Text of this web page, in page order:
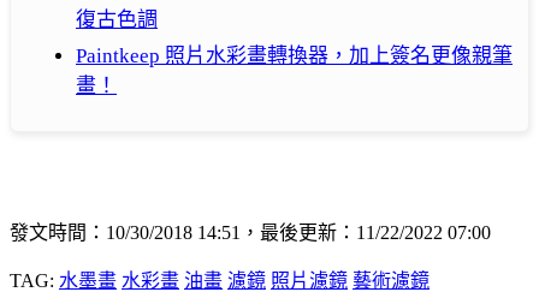
復古色調
Paintkeep 照片水彩畫轉換器，加上簽名更像親筆
畫！
發文時間：10/30/2018 14:51，最後更新：11/22/2022 07:00
TAG: 水墨畫 水彩畫 油畫 濾鏡 照片濾鏡 藝術濾鏡